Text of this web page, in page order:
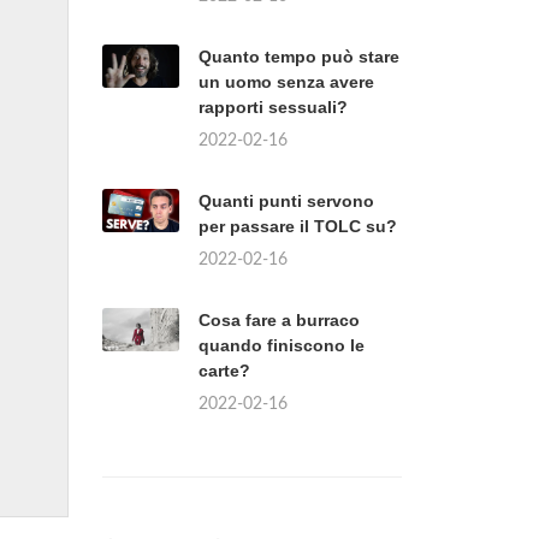
Quanto tempo può stare
un uomo senza avere
rapporti sessuali?
2022-02-16
Quanti punti servono
per passare il TOLC su?
2022-02-16
Cosa fare a burraco
quando finiscono le
carte?
2022-02-16